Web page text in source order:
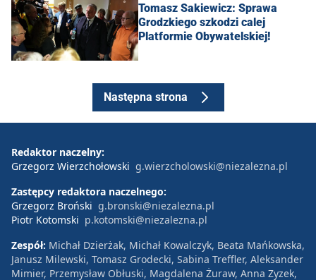
Tomasz Sakiewicz: Sprawa
Grodzkiego szkodzi calej
Platformie Obywatelskiej!
Następna strona
Redaktor naczelny:
Grzegorz Wierzchołowski g.wierzcholowski@niezalezna.pl
Zastępcy redaktora naczelnego:
Grzegorz Broński g.bronski@niezalezna.pl
Piotr Kotomski p.kotomski@niezalezna.pl
Zespół: Michał Dzierżak, Michał Kowalczyk, Beata Mańkowska,
Janusz Milewski, Tomasz Grodecki, Sabina Treffler, Aleksander
Mimier, Przemysław Obłuski, Magdalena Żuraw, Anna Zyzek,